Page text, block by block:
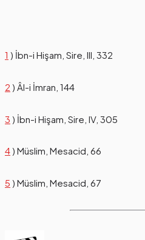
1 ) İbn-i Hişam, Sire, III, 332
2 ) Âl-i İmran, 144
3 ) İbn-i Hişam, Sire, IV, 305
4) Müslim, Mesacid, 66
5 ) Müslim, Mesacid, 67